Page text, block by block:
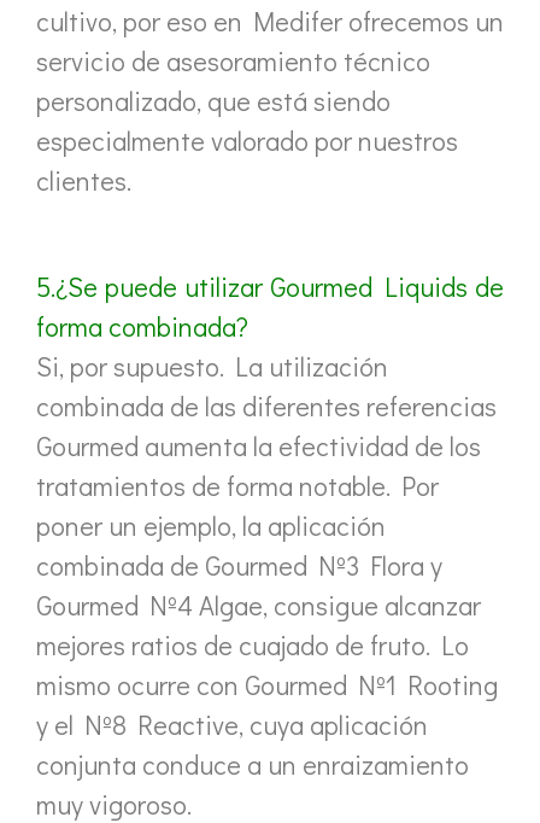
cultivo, por eso en Medifer ofrecemos un
servicio de asesoramiento técnico
personalizado, que está siendo
especialmente valorado por nuestros
clientes.
5.¿Se puede utilizar Gourmed Liquids de
forma combinada?
Si, por supuesto. La utilización
combinada de las diferentes referencias
Gourmed aumenta la efectividad de los
tratamientos de forma notable. Por
poner un ejemplo, la aplicación
combinada de Gourmed Nº3 Flora y
Gourmed Nº4 Algae, consigue alcanzar
mejores ratios de cuajado de fruto. Lo
mismo ocurre con Gourmed Nº1 Rooting
y el Nº8 Reactive, cuya aplicación
conjunta conduce a un enraizamiento
muy vigoroso.